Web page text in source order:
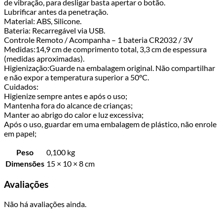
de vibração, para desligar basta apertar o botão.
Lubrificar antes da penetração.
Material: ABS, Silicone.
Bateria: Recarregável via USB.
Controle Remoto / Acompanha – 1 bateria CR2032 / 3V
Medidas:14,9 cm de comprimento total, 3,3 cm de espessura
(medidas aproximadas).
Higienização:Guarde na embalagem original. Não compartilhar
e não expor a temperatura superior a 50°C.
Cuidados:
Higienize sempre antes e após o uso;
Mantenha fora do alcance de crianças;
Manter ao abrigo do calor e luz excessiva;
Após o uso, guardar em uma embalagem de plástico, não enrole
em papel;
Peso
0,100 kg
Dimensões 15 × 10 × 8 cm
Avaliações
Não há avaliações ainda.